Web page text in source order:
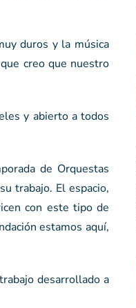
duros y la música
creo que nuestro
y abierto a todos
de Orquestas
trabajo. El espacio,
con este tipo de
estamos aquí,
desarrollado a